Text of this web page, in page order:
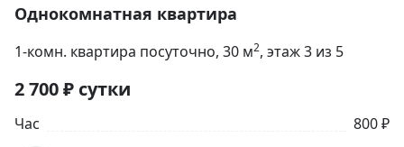
1
6
Однокомнатная квартира
1-комн. квартира посуточно, 30 м2, этаж 3 из 5
2 700₽ сутки
Час 800 ₽